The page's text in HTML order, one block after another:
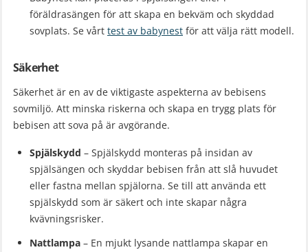
föräldrasängen för att skapa en bekväm och skyddad
sovplats. Se vårt test av babynest för att välja rätt modell.
Säkerhet
Säkerhet är en av de viktigaste aspekterna av bebisens
sovmiljö. Att minska riskerna och skapa en trygg plats för
bebisen att sova på är avgörande.
Spjälskydd – Spjälskydd monteras på insidan av
spjälsängen och skyddar bebisen från att slå huvudet
eller fastna mellan spjälorna. Se till att använda ett
spjälskydd som är säkert och inte skapar några
kvävningsrisker.
Nattlampa – En mjukt lysande nattlampa skapar en